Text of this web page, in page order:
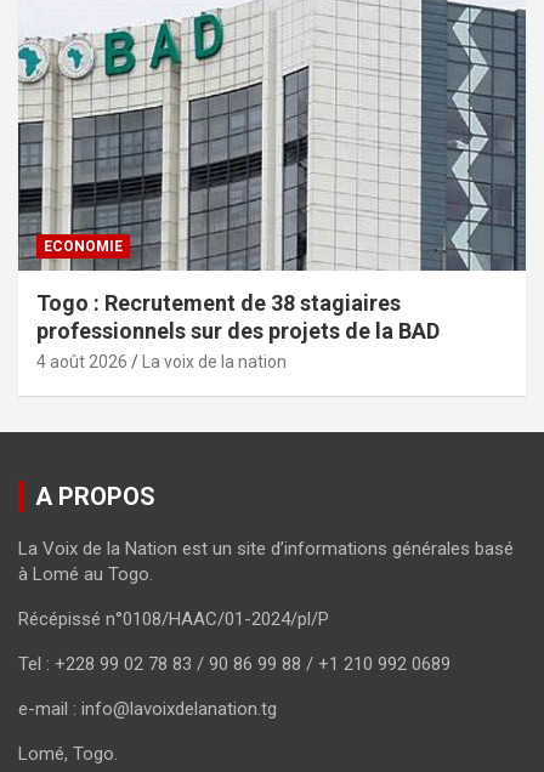
ECONOMIE
Togo : Recrutement de 38 stagiaires
professionnels sur des projets de la BAD
4 août 2026 La voix de la nation
A PROPOS
La Voix de la Nation est un site d’informations générales basé
à Lomé au Togo.
Récépissé n°0108/HAAC/01-2024/pl/P
Tel : +228 99 02 78 83 / 90 86 99 88 / +1 210 992 0689
e-mail : info@lavoixdelanation.tg
Lomé, Togo.